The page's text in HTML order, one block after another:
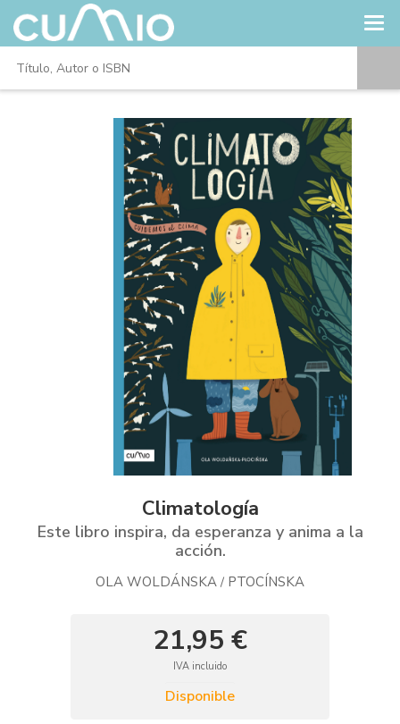
Climatología
Este libro inspira, da esperanza y anima a la
acción.
OLA WOLDÁNSKA / PTOCÍNSKA
21,95 €
IVA incluido
Disponible